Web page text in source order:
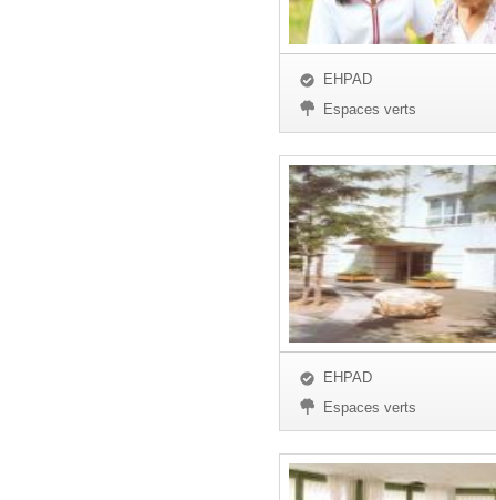
EHPAD
Espaces verts
EHPAD
Espaces verts